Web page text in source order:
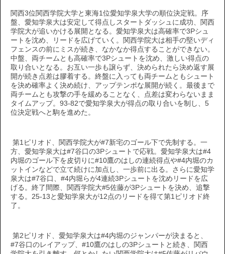
関西3位関西学院大学と東海1位愛知学泉大学の順位決定戦。序
盤、愛知学泉大は安定して得点しスタートダッシュに成功、関西
学院大が追いかける展開となる。愛知学泉大は高確率で3Pシュ
ートを沈め、リードを広げていく。関西学院大は相手の堅いディ
フェンスの前にミスが続き、なかなか得点することができない。
中盤、両チームとも高確率で3Pシュートを沈め、激しい得点の
取り合いとなる。お互い一歩も譲らず、決められたら決め返す展
開が続き点差は膠着する。終盤に入っても両チームともシュート
を決め確率よく決め続け、アップテンポな展開が続く。最後まで
両チームとも攻撃の手を緩めることなく、点差は変わらないまま
タイムアップ。93-82で愛知学泉大が得点の取り合いを制し、5
位決定戦へと駒を進めた。
第1ピリオド、関西学院大が#7新宅のゴール下で先制する。一
方、愛知学泉大は#7谷口の3Pシュートで応戦。愛知学泉大は#4
内堀のゴール下を皮切りに#10鷹のはしの連続得点や#4内堀のカ
ットインなどで立て続けに加点し、一歩前に出る。さらに愛知学
泉大は#7谷口、#4内堀らが4連続3Pシュートを沈めリードを広
げる。終了間際、関西学院大#5佐藤が3Pシュートを決め、追撃
する。25-13と愛知学泉大が12点のリードを得て第1ピリオド終
了。
第2ピリオド、愛知学泉大は#4内堀のジャンパーが決まると、
#7谷口のレイアップ、#10鷹のはしの3Pシュートと続き、関西